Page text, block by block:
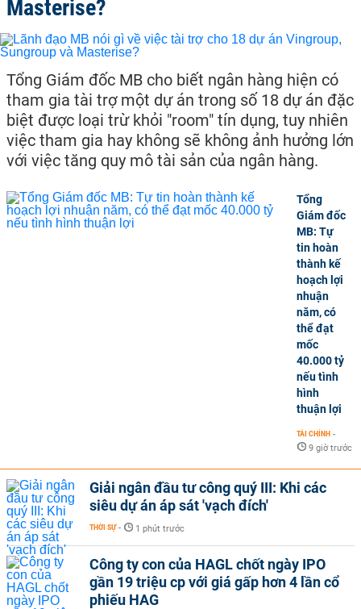
Masterise?
Tổng Giám đốc MB cho biết ngân hàng hiện có
tham gia tài trợ một dự án trong số 18 dự án đặc
biệt được loại trừ khỏi "room" tín dụng, tuy nhiên
việc tham gia hay không sẽ không ảnh hưởng lớn
với việc tăng quy mô tài sản của ngân hàng.
Tổng
Giám đốc
MB: Tự
tin hoàn
thành kế
hoạch lợi
nhuận
năm, có
thể đạt
mốc
40.000 tỷ
nếu tình
hình
thuận lợi
TÀI CHÍNH -
9 giờ trước
Giải ngân đầu tư công quý III: Khi các
siêu dự án áp sát 'vạch đích'
THỜI SỰ - 1 phút trước
Công ty con của HAGL chốt ngày IPO
gần 19 triệu cp với giá gấp hơn 4 lần cổ
phiếu HAG